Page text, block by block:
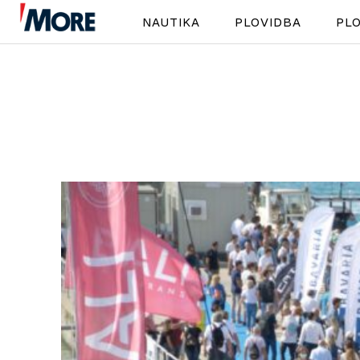
NAUTIKA PLOVIDBA